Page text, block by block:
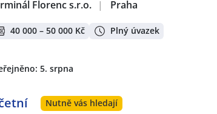
Florenc s.r.o. | Praha
40 000 – 50 000 Kč Plný úvazek
5. srpna
Nutně vás hledají